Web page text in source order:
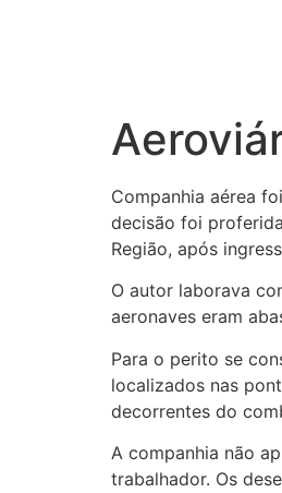
Companhia aérea
decisão foi
Região, após
O autor laborava
aeronaves eram
Para o perito se
localizados nas
decorrentes do
A companhia não
trabalhador. Os